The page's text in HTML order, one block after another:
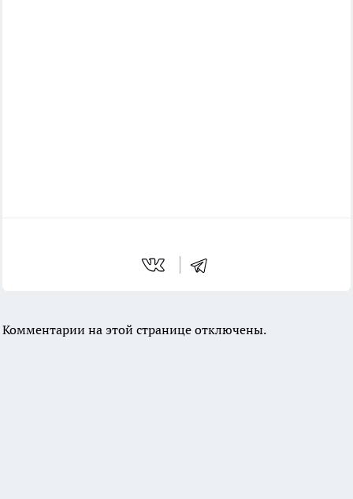
Комментарии на этой странице отключены.